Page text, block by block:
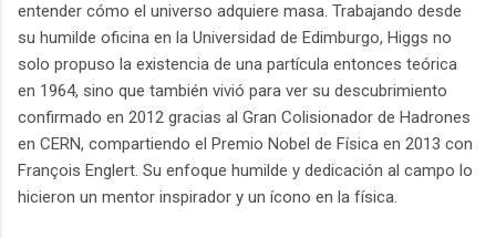
entender cómo el universo adquiere masa. Trabajando desde
su humilde oficina en la Universidad de Edimburgo, Higgs no
solo propuso la existencia de una partícula entonces teórica
en 1964, sino que también vivió para ver su descubrimiento
confirmado en 2012 gracias al Gran Colisionador de Hadrones
en CERN, compartiendo el Premio Nobel de Física en 2013 con
François Englert. Su enfoque humilde y dedicación al campo lo
hicieron un mentor inspirador y un ícono en la física.